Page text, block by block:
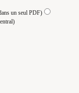
un seul PDF)